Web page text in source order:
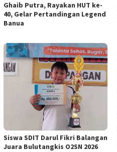
Ghaib Putra, Rayakan HUT ke-
40, Gelar Pertandingan Legend
Banua
Siswa SDIT Darul Fikri Balangan
Juara Bulutangkis O2SN 2026